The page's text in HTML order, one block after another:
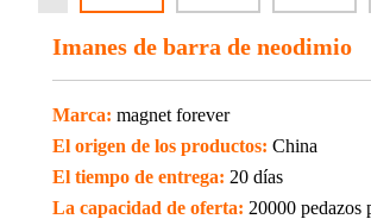
Imanes de barra de neodimio
Marca: magnet forever
El origen de los productos: China
El tiempo de entrega: 20 días
La capacidad de oferta: 20000 pedazos